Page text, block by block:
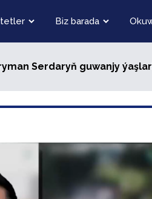
Biz barada
Serdaryň guwanjy ýaşlar!”